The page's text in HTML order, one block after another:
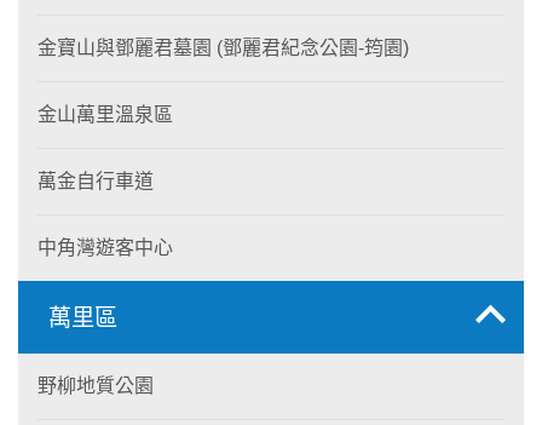
金寶山與鄧麗君墓園 (鄧麗君紀念公園-筠園)
金山萬里溫泉區
萬金自行車道
中角灣遊客中心
萬里區
野柳地質公園